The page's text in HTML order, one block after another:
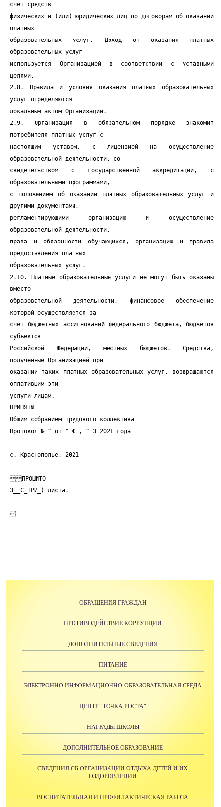
счет средств
физических и (или) юридических лиц по договорам об оказании
платных
образовательных услуг. Доход от оказания платных
образовательных услуг
используется Организацией в соответствии с уставными
целями.
2.8. Правила и условия оказания платных образовательных
услуг определяются
локальным актом Организации.
2.9. Организация в обязательном порядке знакомит
потребителя платных услуг с
настоящим уставом, с лицензией на осуществление
образовательной деятельности, со
свидетельством о государственной аккредитации, с
образовательными программами,
с положением об оказании платных образовательных услуг и
другими документами,
регламентирующими организацию и осуществление
образовательной деятельности,
права и обязанности обучающихся, организацию и правила
предоставления платных
образовательных услуг.
2.10. Платные образовательные услуги не могут быть оказаны
вместо
образовательной деятельности, финансовое обеспечение
которой осуществляется за
счет бюджетных ассигнований федерального бюджета, бюджетов
субъектов
Российской Федерации, местных бюджетов. Средства,
полученные Организацией при
оказании таких платных образовательных услуг, возвращаются
оплатившим эти
услуги лицам.
ПРИНЯТЫ
Общим собранием трудового коллектива
Протокол № ^ от ^ € , ^ 3 2021 года
с. Краснополье, 2021
ПРОШИТО
3__С_ТРИ_) листа.
ОБРАЩЕНИЯ ГРАЖДАН
ПРОТИВОДЕЙСТВИЕ КОРРУПЦИИ
ДОПОЛНИТЕЛЬНЫЕ СВЕДЕНИЯ
ПИТАНИЕ
ЭЛЕКТРОННО ИНФОРМАЦИОННО-ОБРАЗОВАТЕЛЬНАЯ СРЕДА
ЦЕНТР "ТОЧКА РОСТА"
НАГРАДЫ ШКОЛЫ
ДОПОЛНИТЕЛЬНОЕ ОБРАЗОВАНИЕ
СВЕДЕНИЯ ОБ ОРГАНИЗАЦИИ ОТДЫХА ДЕТЕЙ И ИХ
ОЗДОРОВЛЕНИИ
ВОСПИТАТЕЛЬНАЯ И ПРОФИЛАКТИЧЕСКАЯ РАБОТА